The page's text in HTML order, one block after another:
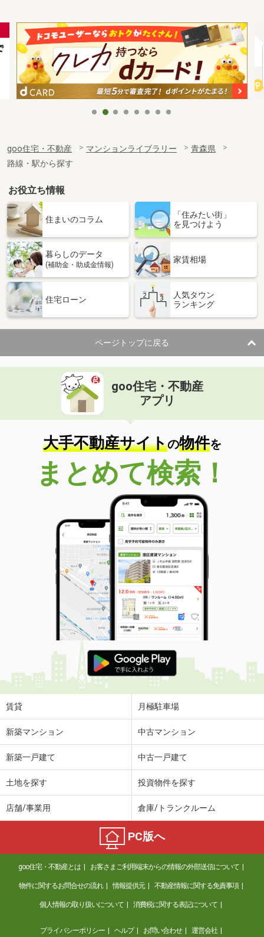
goo住宅・不動産 マンションライブラリー
青森県
路線・駅から探す
お役立ち情報
住まいのコラム
「住みたい街」
を見つけよう
暮らしのデータ
(補助金・助成金情報)
家賃相場
住宅ローン
人気タウン
ランキング
ページトップに戻る
goo住宅・不動産
アプリ
大手不動産サイトの物件を
まとめて検索！
賃貸 月極駐車場
新築マンション 中古マンション
新築一戸建て 中古一戸建て
土地を探す 投資物件を探す
店舗/事業用 倉庫/トランクルーム
PC版へ
goo住宅・不動産とは お客さまご利用端末からの情報の外部送信について
物件に関するお問合せの流れ 情報提供元 不動産情報に関する免責事項
個人情報の取り扱いについて 消費税に関する表記について
プライバシーポリシー ヘルプ お問い合わせ 運営会社